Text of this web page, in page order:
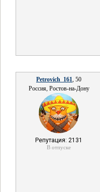
Petrovich_161, 50
Россия, Ростов-на-Дону
Репутация: 2131
В отпуске